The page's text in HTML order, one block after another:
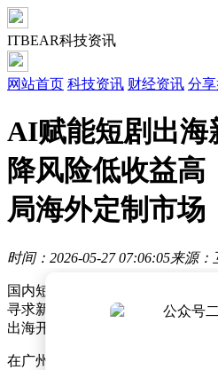
ITBEAR科技资讯
网站首页 科技资讯 财经资讯 分
AI赋能短剧出海
降风险低收益高
局海外定制市场
时间：2026-05-27 07:06:05来源：
国内短剧市场竞争愈发激烈，众
寻求新的增长空间。与此同时，
出海开辟了全新路径，成为行业
在广州，一家专注于海外市场的